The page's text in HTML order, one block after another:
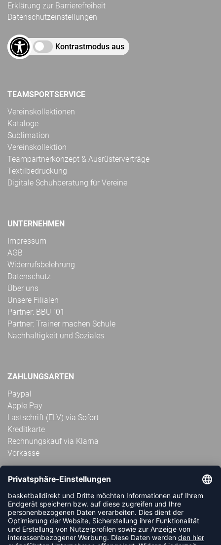
Erklärung zur Barrierefreiheit
Datenschutzeinstellungen
Kontrastmodus aus
TEAMSPORTSERVICE
Vereinskollektionen
Kataloge
Sublimation
Vereinskollektion
Teampartnerkonzept & Ausrüsterverträge
Textilbedruckung
Digitale Schuhberatung für Vereine
UNTERNEHMEN
Impressum
AGB
Widerrufsbelehrung
Datenschutz
Über uns
Unsere Filialen
Partner: BBU ´01
Partner: Trainer machen Schule
Nachhaltigkeit und Soziales
ZAHLUNGSARTEN
Paypal
Apple Pay
Lastschrift (ELV) via Sofort
Kreditkarte
Rechnungskauf via Klarna
Vorkasse
ABONNIERE JETZT DEN KOSTENLOSEN
HANDBALLDIREKT-NEWSLETTER UND VERPASSE KEINE
NEUIGKEIT ODER AKTION MEHR.
JETZT ANMELDEN